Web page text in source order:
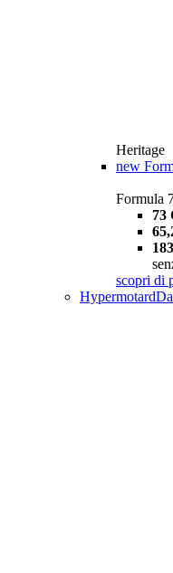
Heritage
new
Formula
73
scopri di
Hypermotard